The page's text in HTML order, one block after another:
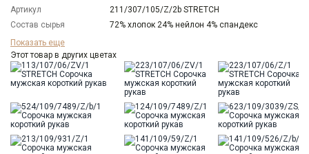
Артикул
211/307/105/Z/2b STRETCH
Состав сырья
72% хлопок 24% нейлон 4% спандекс
Бренд
Модель
Зауженная
Цвет
Голубой
Ворот
Французский
Карман
стандартный, слева, накладной
Силуэт
Полуприталенный силуэт / Regular fit
Показать еще
Этот товар в других цветах